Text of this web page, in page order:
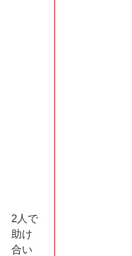
2人で
助け
合い